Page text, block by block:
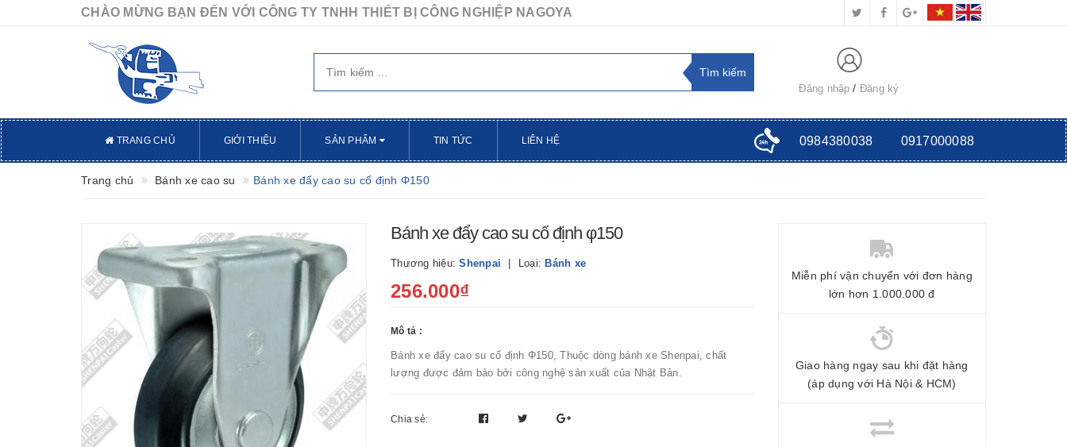
CHÀO MỪNG BẠN ĐẾN VỚI CÔNG TY TNHH THIẾT BỊ CÔNG NGHIỆP NAGOYA
Đăng nhập Đăng ký
TRANG CHỦ GIỚI THIỆU SẢN PHẨM TIN TỨC LIÊN HỆ 0984380038 - 0917000088
Trang chủ Bánh xe cao su Bánh xe đẩy cao su cố định Φ150
Bánh xe đẩy cao su cố định φ150
Thương hiệu:Shenpai Loại: Bánh xe
256.000₫
Mô tả :
Bánh xe đẩy cao su cố định Φ150, Thuộc dòng bánh xe Shenpai, chất
lượng được đảm bảo bởi công nghệ sản xuất của Nhật Bản.
Chia sẻ:
Miễn phí vận chuyển với đơn hàng
lớn hơn 1.000.000 đ
Giao hàng ngay sau khi đặt hàng
(áp dụng với Hà Nội & HCM)